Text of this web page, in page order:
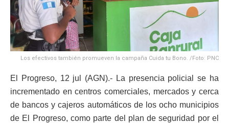
Los efectivos también promueven la campaña Cuida tu Bono. /Foto: PNC
El Progreso, 12 jul (AGN).- La presencia policial se ha
incrementado en centros comerciales, mercados y cerca
de bancos y cajeros automáticos de los ocho municipios
de El Progreso, como parte del plan de seguridad por el